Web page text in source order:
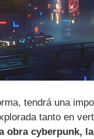
tendrá una
tanto en
obra cyberpunk,